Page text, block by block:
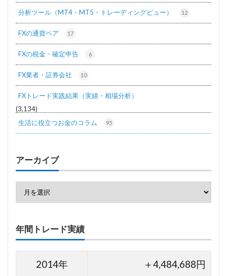
分析ツール（MT4・MT5・トレーディングビュー） 12
FXの通貨ペア 17
FXの税金・確定申告 6
FX業者・証券会社 10
FXトレード実践結果（実績・相場分析）
(3,134)
生活に役立つお金のコラム
95
アーカイブ
年間トレード実績
2014年 ＋4,484,688円